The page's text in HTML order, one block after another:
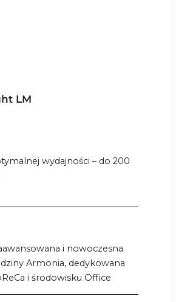
LM
wydajności – do 200
i nowoczesna
Armonia, dedykowana
i środowisku Office